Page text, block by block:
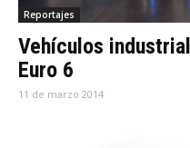
Reportajes
Vehículos
Euro 6
11 de marzo 2014